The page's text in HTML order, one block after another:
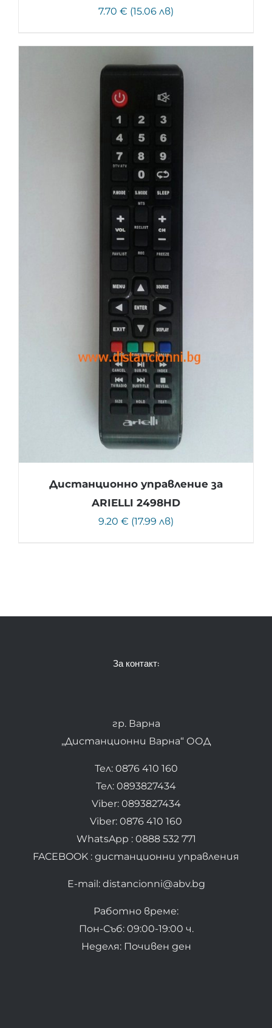
7.70 € (15.06 лв)
Дистанционно управление за
ARIELLI 2498HD
9.20 € (17.99 лв)
За контакт:
гр. Варна
„Дистанционни Варна“ ООД
Тел: 0876 410 160
Тел: 0893827434
Viber: 0893827434
Viber: 0876 410 160
WhatsApp : 0888 532 771
FACEBOOK : дистанционни управления
E-mail: distancionni@abv.bg
Работно време:
Пон-Съб: 09:00-19:00 ч.
Неделя: Почивен ден